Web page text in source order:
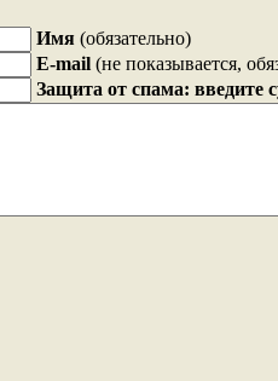
Имя (обязательно)
E-mail (не показывается,
Защита от спама: введите